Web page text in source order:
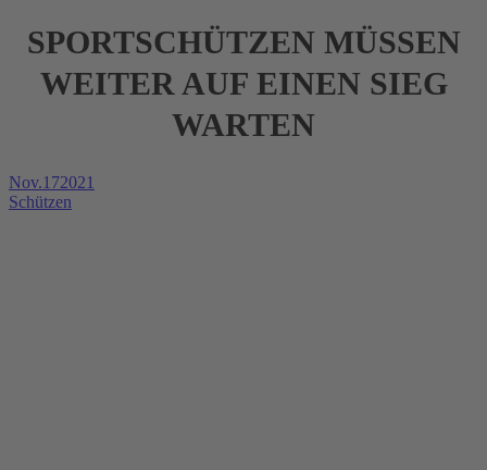
SPORTSCHÜTZEN MÜSSEN
WEITER AUF EINEN SIEG
WARTEN
Nov.172021
Schützen